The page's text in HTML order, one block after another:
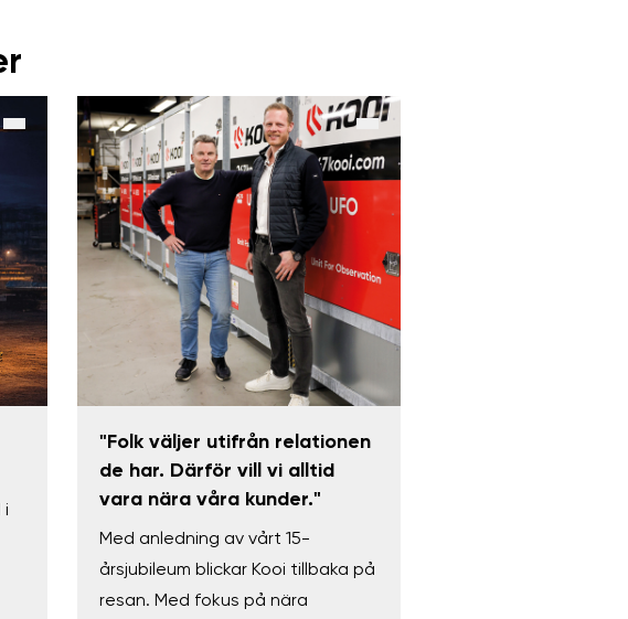
i
"Folk väljer utifrån relationen
de har. Därför vill vi alltid
vara nära våra kunder."
Med anledning av vårt 15-
årsjubileum blickar Kooi tillbaka på
resan. Med fokus på nära